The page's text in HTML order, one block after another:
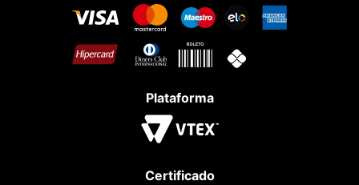
Plataforma
Certificado